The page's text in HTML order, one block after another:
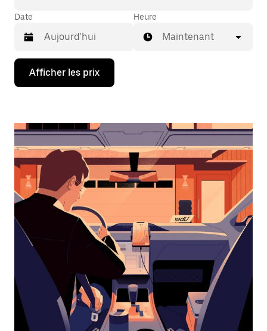
Date
Appuyez
la
bas
interagir
avec
calendrier
et
sélectionner
une
date.
Appuyez
d'échappement
pour
fermer
calendrier.
Heure
Maintenant
Afficher les prix